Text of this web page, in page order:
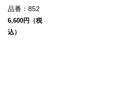
品番：852
6,600円（税
込）